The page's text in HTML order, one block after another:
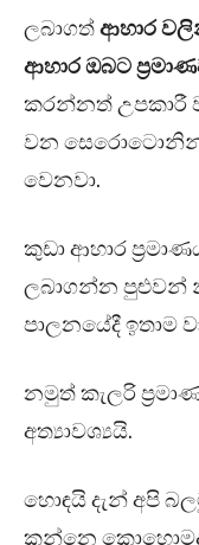
ලබාගත්ආහාර
ආහාර ඔබට
කරන්නත් උපකාරී
වන සෙරොටොනින්
වෙනවා.
කුඩා ආහාර
ලබාගන්න පුළුවන්
පාලනයේදී ඉතාම
නමුත් කැලරි
අත්‍යාවශ්‍යයි.
හොඳයි දැන් අපි
කන්නෙ